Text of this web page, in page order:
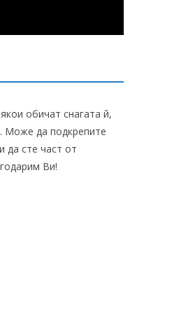
обичат снагата й,
Може да подкрепите
да сте част от
Ви!